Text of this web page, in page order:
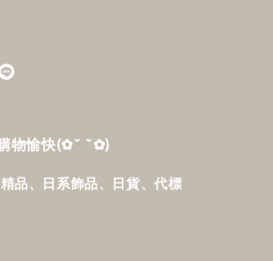
物愉快‎(✿˘ ˘✿)
品、日系飾品、日貨、代標